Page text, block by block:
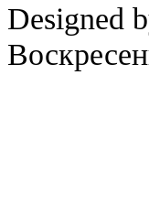
Designed